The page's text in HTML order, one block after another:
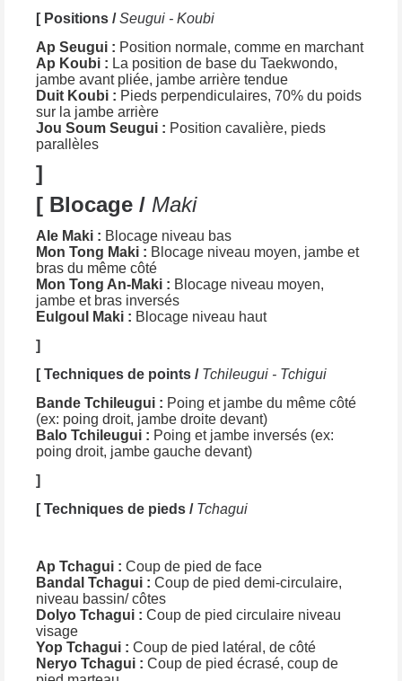
[ Positions /Seugui - Koubi
Ap Seugui : Position normale, comme en marchant
Ap Koubi : La position de base du Taekwondo,
jambe avant pliée, jambe arrière tendue
Duit Koubi : Pieds perpendiculaires, 70% du poids
sur la jambe arrière
Jou Soum Seugui : Position cavalière, pieds
parallèles
]
[ Blocage / Maki
Ale Maki : Blocage niveau bas
Mon Tong Maki : Blocage niveau moyen, jambe et
bras du même côté
Mon Tong An-Maki : Blocage niveau moyen,
jambe et bras inversés
Eulgoul Maki : Blocage niveau haut
]
[ Techniques de points / Tchileugui - Tchigui
Bande Tchileugui : Poing et jambe du même côté
(ex: poing droit, jambe droite devant)
Balo Tchileugui : Poing et jambe inversés (ex:
poing droit, jambe gauche devant)
]
[ Techniques de pieds / Tchagui
Ap Tchagui : Coup de pied de face
Bandal Tchagui : Coup de pied demi-circulaire,
niveau bassin/ côtes
Dolyo Tchagui : Coup de pied circulaire niveau
visage
Yop Tchagui : Coup de pied latéral, de côté
Neryo Tchagui : Coup de pied écrasé, coup de